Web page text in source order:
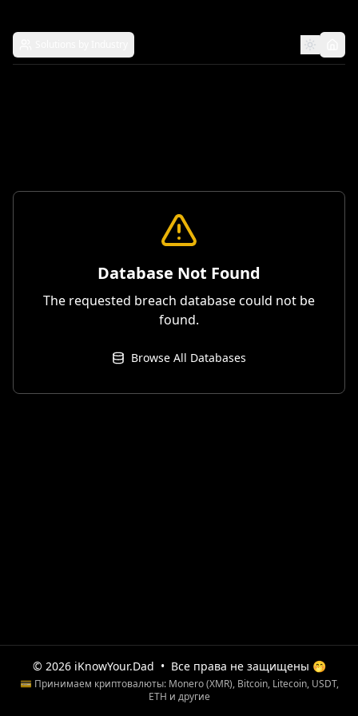
Database Not Found
The requested breach database could not be
found.
Browse All Databases
© 2026 iKnowYour.Dad • Все права не защищены 🤭
💳 Принимаем криптовалюты: Monero (XMR), Bitcoin, Litecoin, USDT,
ETH и другие